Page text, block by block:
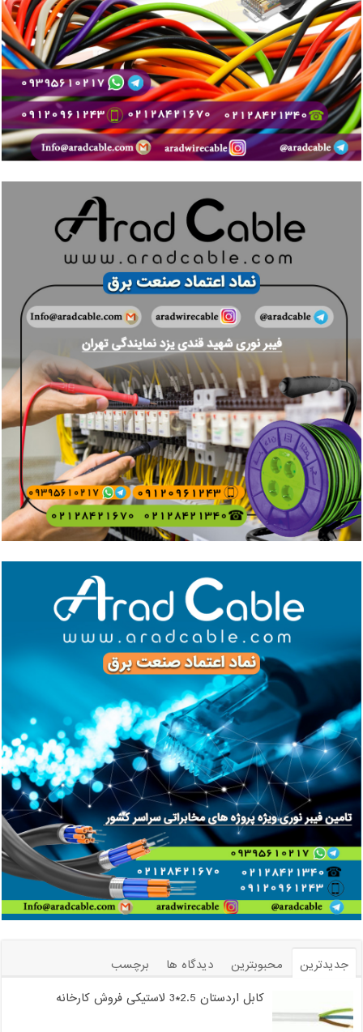
جدیدترین محبوبترین دیدگاه ها
برچسب
کابل اردستان 2.5*3 لاستیکی فروش کارخانه